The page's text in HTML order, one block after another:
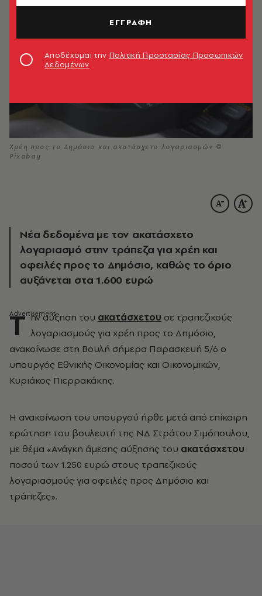
Χρέη προς το Δημόσιο και ακατάσχετο λογαριασμών ©
Pixabay
Νέα δεδομένα με τον ακατάσχετο
λογαριασμό στην τράπεζα για χρέη και
οφειλές προς το Δημόσιο, καθώς το όριο
αυξάνεται στα 1.600 ευρώ
Τ ην αύξηση του ακατάσχετου σε τραπεζικούς
λογαριασμούς για χρέη προς το Δημόσιο,
ανακοίνωσε στη Βουλή σήμερα Παρασκευή 5/6 ο
υπουργός Εθνικής Οικονομίας και Οικονομικών,
Κυριάκος Πιερρακάκης.
Η ανακοίνωση του υπουργού ήρθε μετά από επίκαιρη
ερώτηση του βουλευτή της ΝΔ Στράτου Σιμόπουλου,
με θέμα «Ανάγκη άμεσης αύξησης του ακατάσχετου
ποσού των 1.250 ευρώ στους τραπεζικούς
λογαριασμούς για οφειλές προς Δημόσιο και
τράπεζες».
ΕΓΓΡΑΦΗ
Αποδέχομαι την Πολιτική Προστασίας Προσωπικών
Δεδομένων